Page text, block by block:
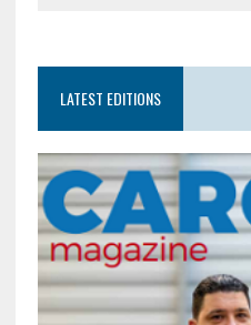
LATEST EDITIONS